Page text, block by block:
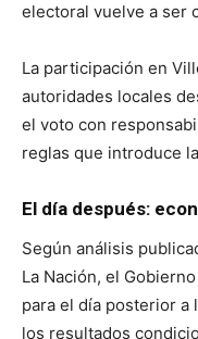
electoral vuelve a ser
La participación en
autoridades locales
el voto con
reglas que introduce
El día después:
Según análisis
La Nación, el
para el día posterior a
los resultados